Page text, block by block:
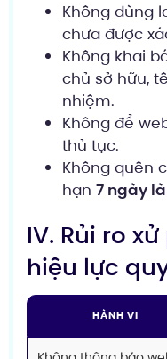
Không dùng
chưa được
Không khai
chủ sở hữu,
nhiệm.
Không để
thủ tục.
Không quên
hạn 7 ngày
IV. Rủi ro
hiệu lực
HÀNH VI